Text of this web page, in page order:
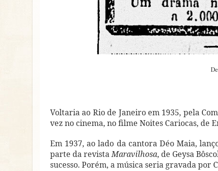
Voltaria ao Rio de Janeiro em 1935, pela
vez no cinema, no filme Noites Cariocas, de
Em 1937, ao lado da cantora Déo Maia,
parte da revistaMaravilhosa, de Geysa
sucesso. Porém, a música seria gravada por